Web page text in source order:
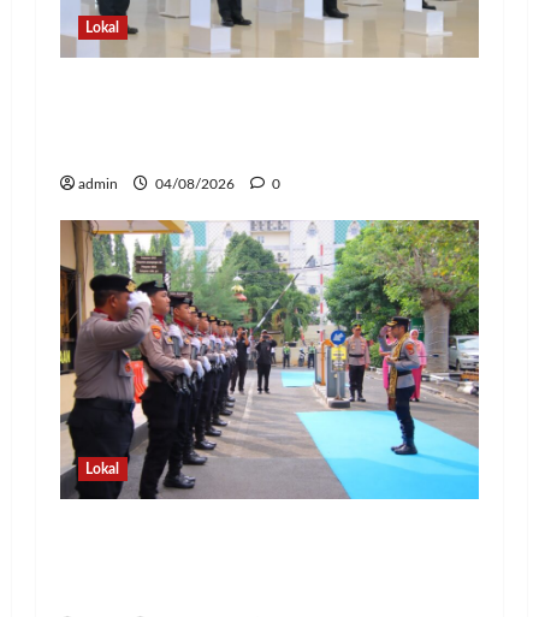
Lokal
admin 04/08/2026 0
Lokal